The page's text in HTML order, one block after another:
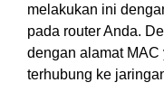
melakukan ini
pada router Anda.
dengan alamat MAC
terhubung ke